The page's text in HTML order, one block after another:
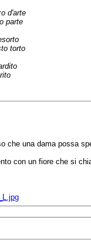
d'arte
parte
torto
che una dama possa
con un fiore che si